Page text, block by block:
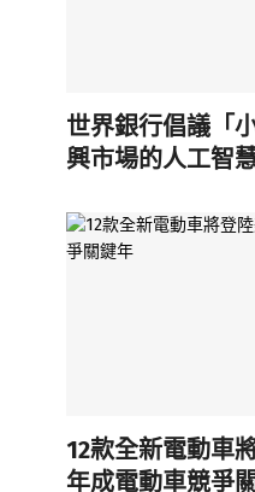
世界銀行倡議「
興市場的人工智
12款全新電動車
年成電動車競爭